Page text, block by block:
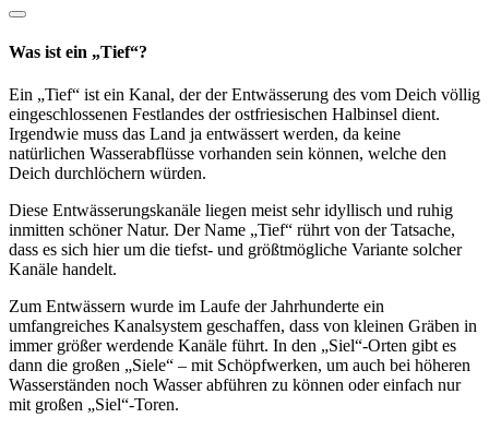
Was ist ein „Tief“?
Ein „Tief“ ist ein Kanal, der der Entwässerung des vom Deich völlig
eingeschlossenen Festlandes der ostfriesischen Halbinsel dient.
Irgendwie muss das Land ja entwässert werden, da keine
natürlichen Wasserabflüsse vorhanden sein können, welche den
Deich durchlöchern würden.
Diese Entwässerungskanäle liegen meist sehr idyllisch und ruhig
inmitten schöner Natur. Der Name „Tief“ rührt von der Tatsache,
dass es sich hier um die tiefst- und größtmögliche Variante solcher
Kanäle handelt.
Zum Entwässern wurde im Laufe der Jahrhunderte ein
umfangreiches Kanalsystem geschaffen, dass von kleinen Gräben in
immer größer werdende Kanäle führt. In den „Siel“-Orten gibt es
dann die großen „Siele“ – mit Schöpfwerken, um auch bei höheren
Wasserständen noch Wasser abführen zu können oder einfach nur
mit großen „Siel“-Toren.